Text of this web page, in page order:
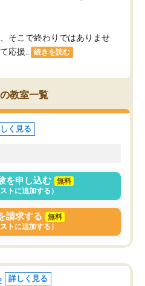
そこで終わりではありませ
応援...
続きを読む
教室一覧
く見る
を申し込む
無料
ストに追加する）
請求する
無料
ストに追加する）
詳しく見る